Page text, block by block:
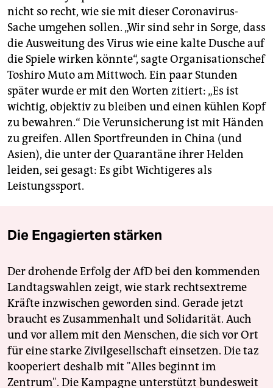
nicht so recht, wie sie mit dieser Coronavirus-
Sache umgehen sollen. „Wir sind sehr in Sorge, dass
die Ausweitung des Virus wie eine kalte Dusche auf
die Spiele wirken könnte“, sagte Organisationschef
Toshiro Muto am Mittwoch. Ein paar Stunden
später wurde er mit den Worten zitiert: „Es ist
wichtig, objektiv zu bleiben und einen kühlen Kopf
zu bewahren.“ Die Verunsicherung ist mit Händen
zu greifen. Allen Sportfreunden in China (und
Asien), die unter der Quarantäne ihrer Helden
leiden, sei gesagt: Es gibt Wichtigeres als
Leistungssport.
Die Engagierten stärken
Der drohende Erfolg der AfD bei den kommenden
Landtagswahlen zeigt, wie stark rechtsextreme
Kräfte inzwischen geworden sind. Gerade jetzt
braucht es Zusammenhalt und Solidarität. Auch
und vor allem mit den Menschen, die sich vor Ort
für eine starke Zivilgesellschaft einsetzen. Die taz
kooperiert deshalb mit "Alles beginnt im
Zentrum". Die Kampagne unterstützt bundesweit